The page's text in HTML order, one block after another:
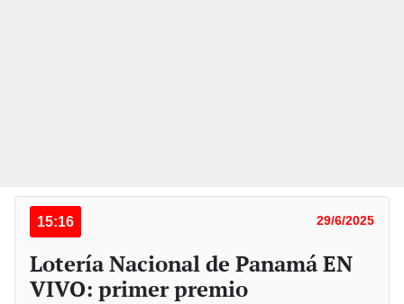
15:16 29/6/2025
Lotería Nacional de Panamá EN
VIVO: primer premio